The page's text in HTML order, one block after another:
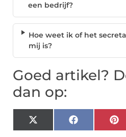
een bedrijf?
Hoe weet ik of het
mij is?
Goed artikel?
dan op:
X
(Twitter)
Facebook